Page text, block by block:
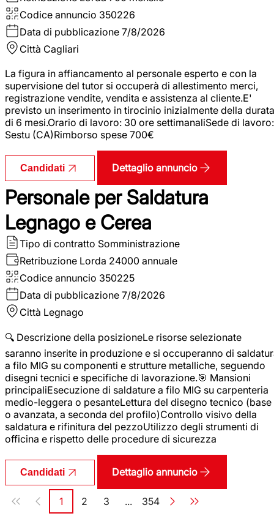
Codice annuncio 350226
Data di pubblicazione 7/8/2026
Città Cagliari
La figura in affiancamento al personale esperto e con la
supervisione del tutor si occuperà di allestimento merci,
registrazione vendite, vendita e assistenza al cliente.E'
previsto un inserimento in tirocinio inizialmente della durata
di 6 mesi.Orario di lavoro: 30 ore settimanaliSede di lavoro:
Sestu (CA)Rimborso spese 700€
Candidati Dettaglio annuncio
Personale per Saldatura
Legnago e Cerea
Tipo di contratto Somministrazione
Retribuzione Lorda 24000 annuale
Codice annuncio 350225
Data di pubblicazione 7/8/2026
Città Legnago
🔍 Descrizione della posizioneLe risorse selezionate
saranno inserite in produzione e si occuperanno di
a filo MIG su componenti e strutture metalliche, seguendo
disegni tecnici e specifiche di lavorazione.🎯 Mansioni
principaliEsecuzione di saldature a filo MIG su carpenteria
medio-leggera o pesanteLettura del disegno tecnico (base
o avanzata, a seconda del profilo)Controllo visivo della
saldatura e rifinitura del pezzoUtilizzo degli strumenti di
officina e rispetto delle procedure di sicurezza
Candidati Dettaglio annuncio
Paginazione
Pagina
1 Pagina
2 Pagina
3 ... Pagina
354